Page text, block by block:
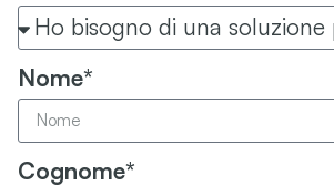
Nome*
Cognome*